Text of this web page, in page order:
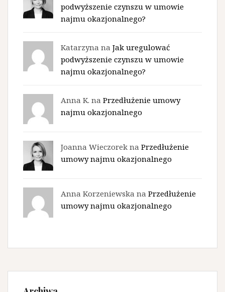
podwyższenie czynszu w umowie
najmu okazjonalnego?
Katarzyna na Jak uregulować
podwyższenie czynszu w umowie
najmu okazjonalnego?
Anna K. na Przedłużenie umowy
najmu okazjonalnego
Joanna Wieczorek na Przedłużenie
umowy najmu okazjonalnego
Anna Korzeniewska na Przedłużenie
umowy najmu okazjonalnego